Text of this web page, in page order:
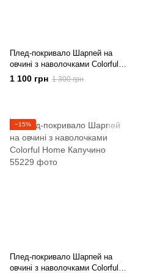
Плед-покривало Шарпей на
овчині з наволочками Colorful
Home Бежевий
1 100 грн 1 300 грн
−15%
Плед-покривало Шарпей на
овчині з наволочками Colorful